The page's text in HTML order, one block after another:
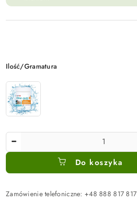
Wariant
Ilość/Gramatura
Do koszyka
Zamówienie telefoniczne: +48 888 817 817